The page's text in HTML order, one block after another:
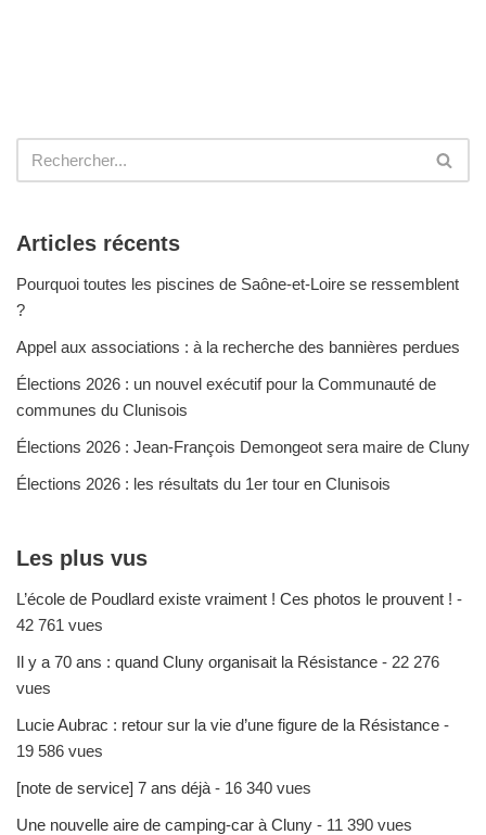
Articles récents
Pourquoi toutes les piscines de Saône-et-Loire se ressemblent
?
Appel aux associations : à la recherche des bannières perdues
Élections 2026 : un nouvel exécutif pour la Communauté de
communes du Clunisois
Élections 2026 : Jean-François Demongeot sera maire de Cluny
Élections 2026 : les résultats du 1er tour en Clunisois
Les plus vus
L’école de Poudlard existe vraiment ! Ces photos le prouvent ! -
42 761 vues
Il y a 70 ans : quand Cluny organisait la Résistance - 22 276
vues
Lucie Aubrac : retour sur la vie d’une figure de la Résistance -
19 586 vues
[note de service] 7 ans déjà - 16 340 vues
Une nouvelle aire de camping-car à Cluny - 11 390 vues